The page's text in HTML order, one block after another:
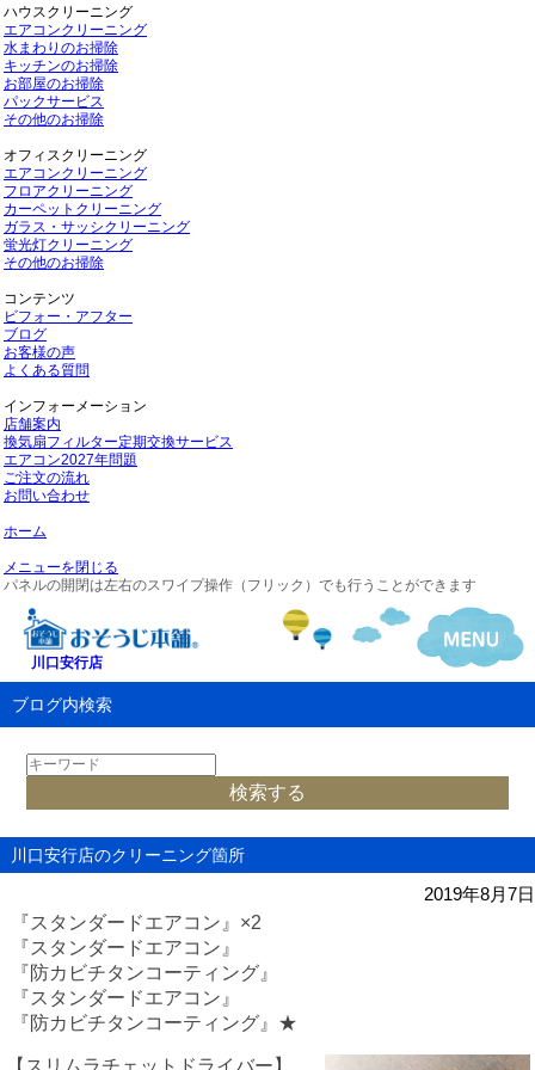
ハウスクリーニング
エアコンクリーニング
水まわりのお掃除
キッチンのお掃除
お部屋のお掃除
パックサービス
その他のお掃除
オフィスクリーニング
エアコンクリーニング
フロアクリーニング
カーペットクリーニング
ガラス・サッシクリーニング
蛍光灯クリーニング
その他のお掃除
コンテンツ
ビフォー・アフター
ブログ
お客様の声
よくある質問
インフォーメーション
店舗案内
換気扇フィルター定期交換サービス
エアコン2027年問題
ご注文の流れ
お問い合わせ
ホーム
メニューを閉じる
パネルの開閉は左右のスワイプ操作（フリック）でも行うことができます
川口安行店
ブログ内検索
川口安行店のクリーニング箇所
2019年8月7日
『スタンダードエアコン』 ×2
『スタンダードエアコン』
『防カビチタンコーティング』
『スタンダードエアコン』
『防カビチタンコーティング』★
【スリムラチェットドライバー】